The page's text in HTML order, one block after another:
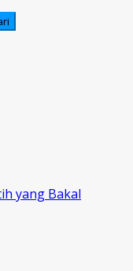
yang Bakal